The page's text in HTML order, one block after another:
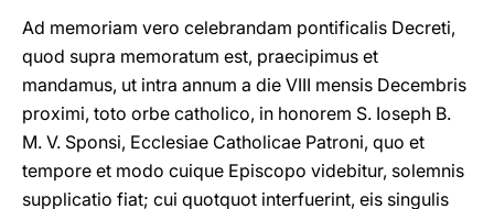
Ad memoriam vero celebrandam pontificalis Decreti,
quod supra memoratum est, praecipimus et
mandamus, ut intra annum a die VIII mensis Decembris
proximi, toto orbe catholico, in honorem S. Ioseph B.
M. V. Sponsi, Ecclesiae Catholicae Patroni, quo et
tempore et modo cuique Episcopo videbitur, solemnis
supplicatio fiat; cui quotquot interfuerint, eis singulis